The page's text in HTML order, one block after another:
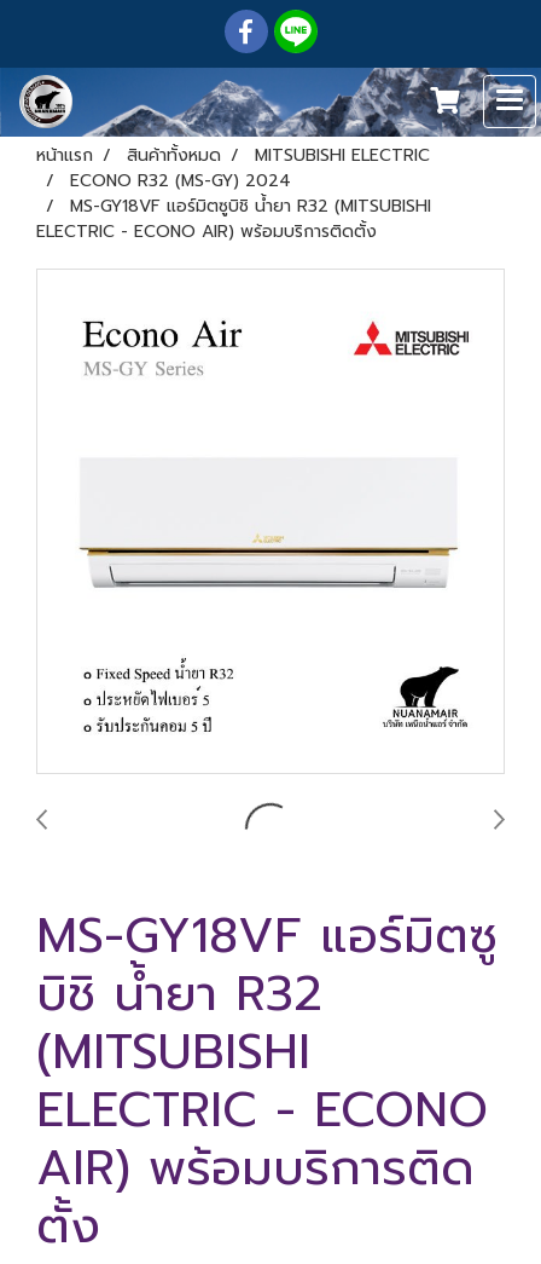
หน้าแรก สินค้าทั้งหมด
MITSUBISHI ELECTRIC
ECONO R32 (MS-GY) 2024
MS-GY18VF แอร์มิตซูบิชิ น้ำยา R32 (MITSUBISHI
ELECTRIC - ECONO AIR) พร้อมบริการติดตั้ง
MS-GY18VF แอร์มิตซู
บิชิ น้ำยา R32
(MITSUBISHI
ELECTRIC - ECONO
AIR) พร้อมบริการติด
ตั้ง